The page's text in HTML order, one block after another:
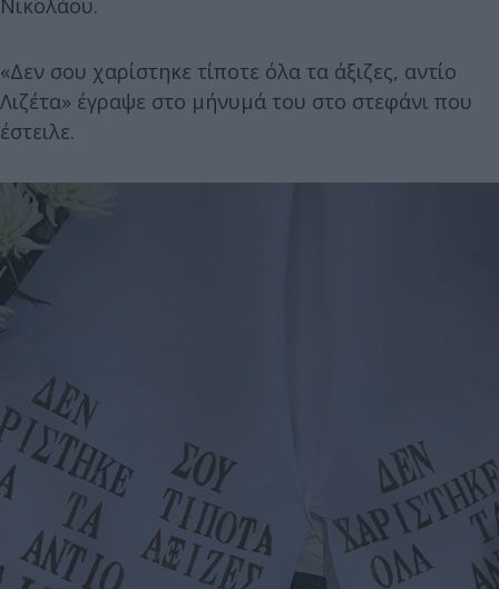
«Δεν σου χαρίστηκε τίποτε όλα τα άξιζες, αντίο
Λιζέτα» έγραψε στο μήνυμά του στο στεφάνι που
έστειλε.